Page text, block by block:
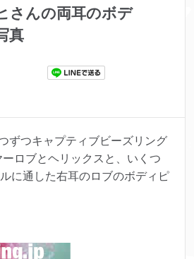
さんの両耳のボデ
真
ずつキャプティブビーズリング
ロブとヘリックスと、いくつ
に通した右耳のロブのボディピ